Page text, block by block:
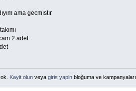
ama gecmıstır
2 adet
Kayit olunveya giris yapinbloğuma ve